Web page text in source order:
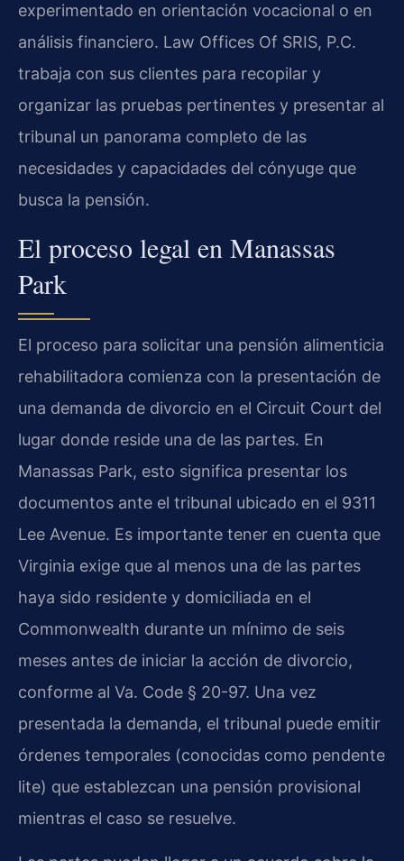
experimentado en orientación vocacional o en
análisis financiero. Law Offices Of SRIS, P.C.
trabaja con sus clientes para recopilar y
organizar las pruebas pertinentes y presentar al
tribunal un panorama completo de las
necesidades y capacidades del cónyuge que
busca la pensión.
El proceso legal en Manassas
Park
El proceso para solicitar una pensión alimenticia
rehabilitadora comienza con la presentación de
una demanda de divorcio en el Circuit Court del
lugar donde reside una de las partes. En
Manassas Park, esto significa presentar los
documentos ante el tribunal ubicado en el 9311
Lee Avenue. Es importante tener en cuenta que
Virginia exige que al menos una de las partes
haya sido residente y domiciliada en el
Commonwealth durante un mínimo de seis
meses antes de iniciar la acción de divorcio,
conforme al Va. Code § 20-97. Una vez
presentada la demanda, el tribunal puede emitir
órdenes temporales (conocidas como pendente
lite) que establezcan una pensión provisional
mientras el caso se resuelve.